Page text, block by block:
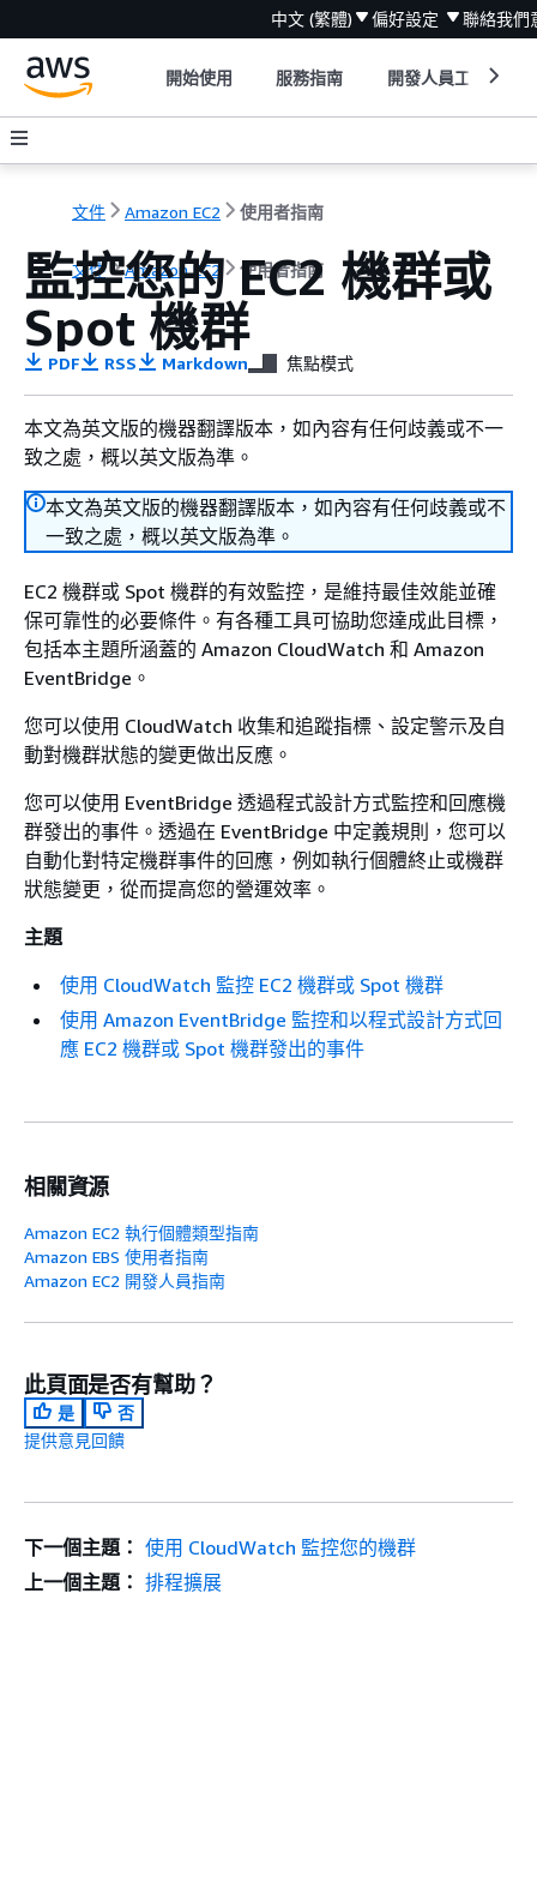
中文 (繁體) 偏好設定 聯絡我們
開始使用 服務指南 開發人員工具
文件 Amazon EC2 使用者指南
文件 Amazon EC2 使用者指南
監控您的 EC2 機群或
Spot 機群
PDF RSS Markdown 焦點模式
本文為英文版的機器翻譯版本，如內容有任何歧義或不一
致之處，概以英文版為準。
本文為英文版的機器翻譯版本，如內容有任何歧義或不
一致之處，概以英文版為準。
EC2 機群或 Spot 機群的有效監控，是維持最佳效能並確
保可靠性的必要條件。有各種工具可協助您達成此目標，
包括本主題所涵蓋的 Amazon CloudWatch 和 Amazon
EventBridge。
您可以使用 CloudWatch 收集和追蹤指標、設定警示及自
動對機群狀態的變更做出反應。
您可以使用 EventBridge 透過程式設計方式監控和回應機
群發出的事件。透過在 EventBridge 中定義規則，您可以
自動化對特定機群事件的回應，例如執行個體終止或機群
狀態變更，從而提高您的營運效率。
主題
使用 CloudWatch 監控 EC2 機群或 Spot 機群
使用 Amazon EventBridge 監控和以程式設計方式回
應 EC2 機群或 Spot 機群發出的事件
相關資源
Amazon EC2 執行個體類型指南
Amazon EBS 使用者指南
Amazon EC2 開發人員指南
此頁面是否有幫助？
是
否
提供意見回饋
下一個主題： 使用 CloudWatch 監控您的機群
上一個主題： 排程擴展